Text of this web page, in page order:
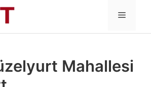
MENÜ
Mahallesi